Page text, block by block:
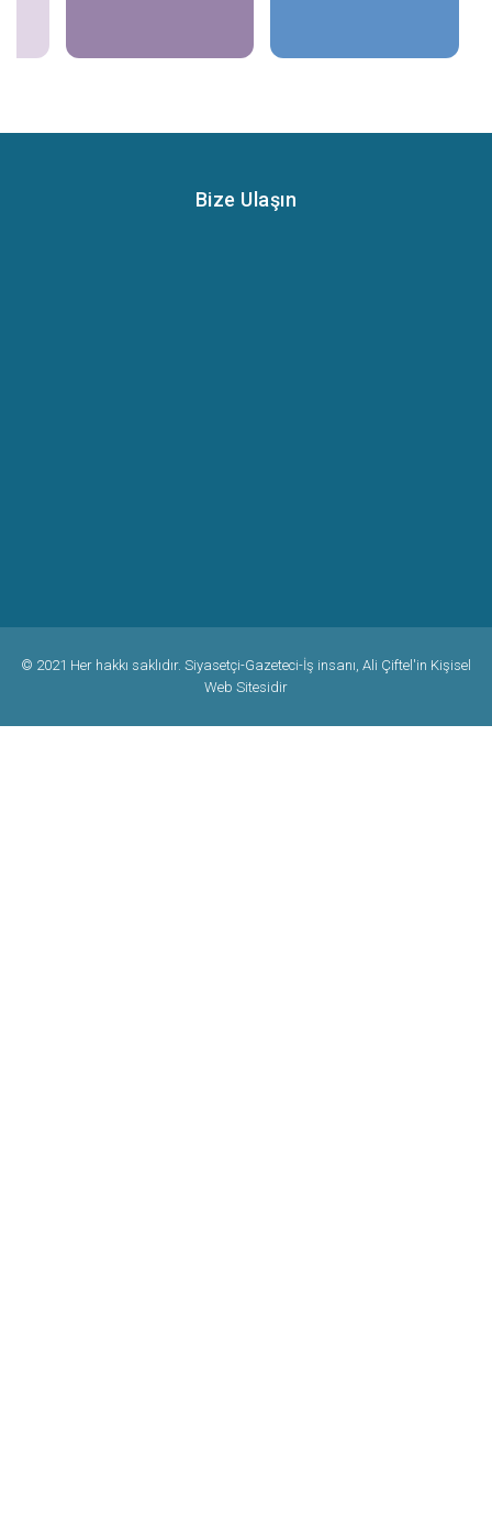
Bize Ulaşın
© 2021 Her hakkı saklıdır. Siyasetçi-Gazeteci-İş insanı, Ali Çiftel'in Kişisel
Web Sitesidir